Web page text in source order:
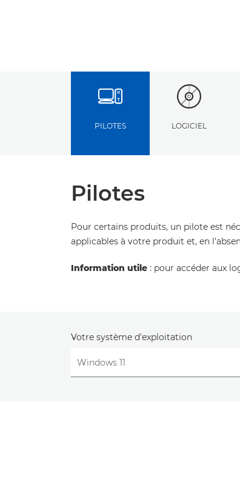
PILOTES LOGICIEL
Pilotes
Pour certains produits, un pilote est
applicables à votre produit et, en
Information utile : pour accéder aux
Votre système d'exploitation